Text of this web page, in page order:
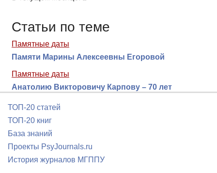
Статьи по теме
Памятные даты
Памяти Марины Алексеевны Егоровой
Памятные даты
Анатолию Викторовичу Карпову – 70 лет
ТОП-20 статей
ТОП-20 книг
База знаний
Проекты PsyJournals.ru
История журналов МГППУ